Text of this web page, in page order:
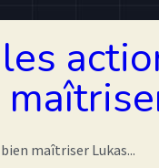
maîtriser Lukas...